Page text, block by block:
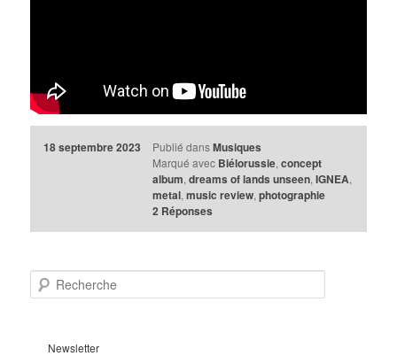
18 septembre 2023 Publié dans Musiques
Marqué avec Biélorussie, concept
album, dreams of lands unseen, IGNEA,
metal, music review, photographie
2 Réponses
e
Newsletter